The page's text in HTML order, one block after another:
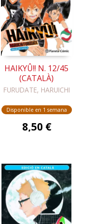
HAIKYÛ!! N. 12/45
(CATALÀ)
FURUDATE, HARUICHI
Disponible en 1 semana
8,50 €